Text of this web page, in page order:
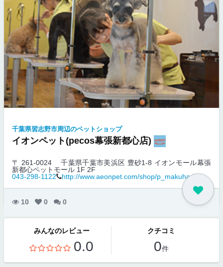
千葉県習志野市周辺のペットショップ
イオンペット(pecos幕張新都心店)
〒 261-0024
千葉県千葉市美浜区 豊砂1-8 イオンモール幕張
新都心ペットモール 1F 2F
043-298-1122
http://www.aeonpet.com/shop/p_makuhari/
10 0 0
みんなのレビュー
0.0
クチコミ
0件